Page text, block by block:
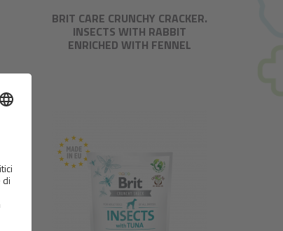
BRIT CARE CRUNCHY CRACKER.
INSECTS WITH RABBIT
ENRICHED WITH FENNEL